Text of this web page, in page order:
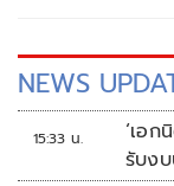
NEWS
15:33 น.
‘เอ
รับง